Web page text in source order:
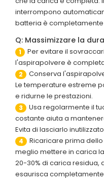
interrompono
batteria è
Q: Massimizzare la
1
Per evitare il
l'aspirapolvere è
2
Conserva
Le temperature estreme
e ridurne le prestazioni.
3
Usa regolarmente il
costante aiuta a
Evita di lasciarlo
4
Ricaricare prima
meglio mettere in carica
20-30% di carica residua,
esaurisca